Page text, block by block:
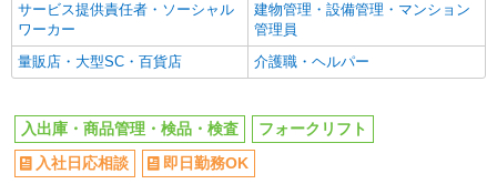
短期（3ヶ月以内）
平日のみ勤務OK
フルタイム歓迎
朝
昼
夕方
食堂・売店あり
車通勤OK
バイク通勤OK
自転車通勤OK
サービス提供責任者・ソーシャル
ワーカー
建物管理・設備管理・マンション
管理員
量販店・大型SC・百貨店
介護職・ヘルパー
入出庫・商品管理・検品・検査
フォークリフト
入社日応相談
即日勤務OK